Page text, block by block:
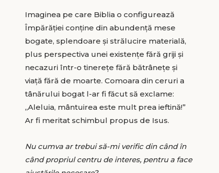
Imaginea pe care Biblia o configurează
Împărăției conține din abundență mese
bogate, splendoare și strălucire materială,
plus perspectiva unei existențe fără griji și
necazuri într-o tinerețe fără bătrânețe și
viață fără de moarte. Comoara din ceruri a
tânărului bogat l-ar fi făcut să exclame:
„Aleluia, mântuirea este mult prea ieftină!”
Ar fi meritat schimbul propus de Isus.
Nu cumva ar trebui să-mi verific din când în
când propriul centru de interes, pentru a face